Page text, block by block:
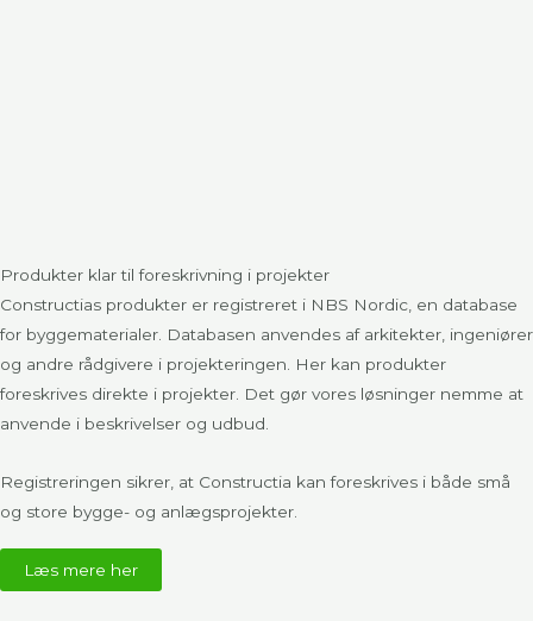
Produkter klar til foreskrivning i projekter​
Constructias produkter er registreret i NBS Nordic , en database
for byggematerialer. Databasen anvendes af arkitekter, ingeniører
og andre rådgivere i projekteringen. Her kan produkter
foreskrives direkte i projekter. Det gør vores løsninger nemme at
anvende i beskrivelser og udbud.
Registreringen sikrer, at Constructia kan foreskrives i både små
og store bygge- og anlægsprojekter.
Læs mere her